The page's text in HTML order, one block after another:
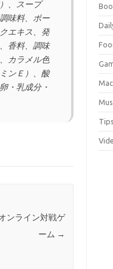
、スープ
味料、ポー
エキス、発
香料、調味
カラメル色
ンＥ）、酸
・乳成分・
ンライン対戦ゲ
ーム →
Mac
Tips